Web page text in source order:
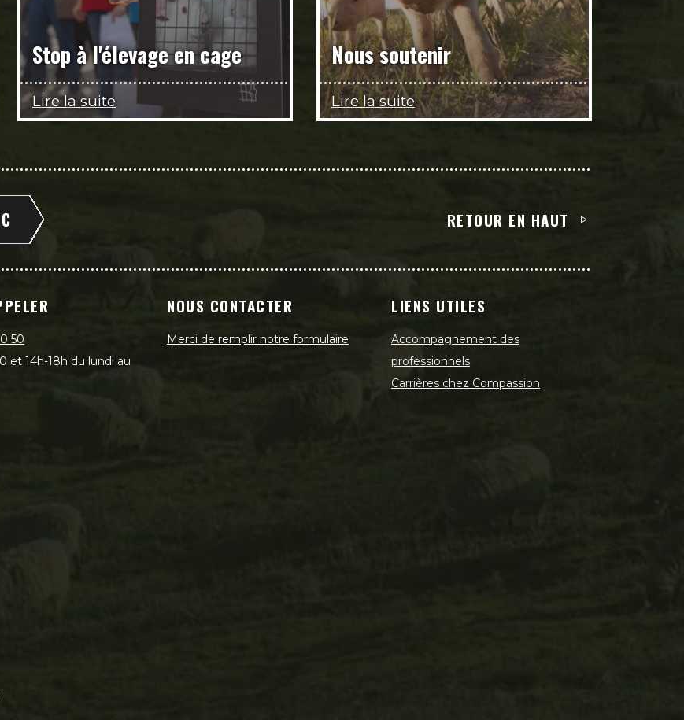
Stop à l'élevage en cage
Lire la suite
Nous soutenir
Lire la suite
RETOUR EN HAUT
50
et 14h-18h du lundi au
NOUS CONTACTER
Merci de remplir notre formulaire
LIENS UTILES
Accompagnement des
professionnels
Carrières chez Compassion